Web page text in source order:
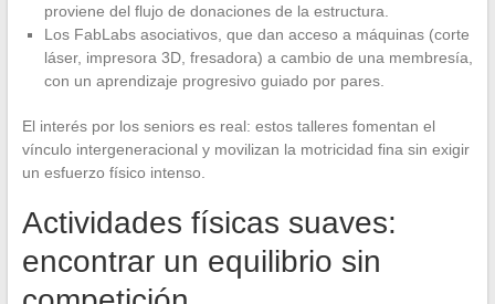
proviene del flujo de donaciones de la estructura.
Los FabLabs asociativos, que dan acceso a máquinas (corte
láser, impresora 3D, fresadora) a cambio de una membresía,
con un aprendizaje progresivo guiado por pares.
El interés por los seniors es real: estos talleres fomentan el
vínculo intergeneracional y movilizan la motricidad fina sin exigir
un esfuerzo físico intenso.
Actividades físicas suaves:
encontrar un equilibrio sin